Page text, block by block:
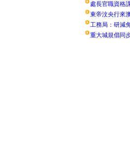
處長官職資格
東帝汶央行來
工務局：研減
重大城規倡同